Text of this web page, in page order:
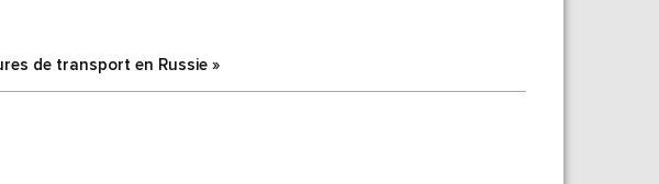
de transport en Russie »